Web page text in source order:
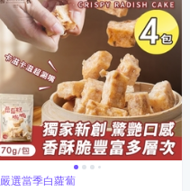
嚴選當季白蘿蔔